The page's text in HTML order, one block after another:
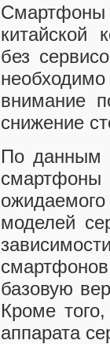
китайской
без
внимание
снижение
По данным
моделей
базовую
Кроме
аппарата